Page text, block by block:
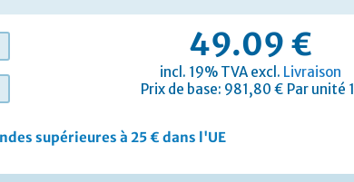
49.09 €
incl. 19% TVA excl. Livraison
Prix de base: 981,80 € Par unité 1 l
supérieures à 25 € dans l'UE